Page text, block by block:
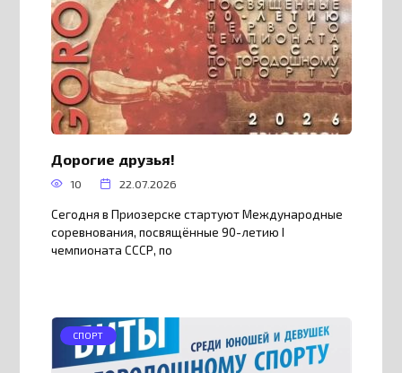
Дорогие друзья!
10 22.07.2026
Сегодня в Приозерске стартуют Международные
соревнования, посвящённые 90-летию I
чемпионата СССР, по
СПОРТ